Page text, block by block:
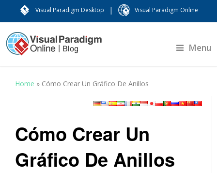
Visual Paradigm Desktop | Visual Paradigm Online
Menu
Home » Cómo Crear Un Gráfico De Anillos
Cómo Crear Un
Gráfico De Anillos